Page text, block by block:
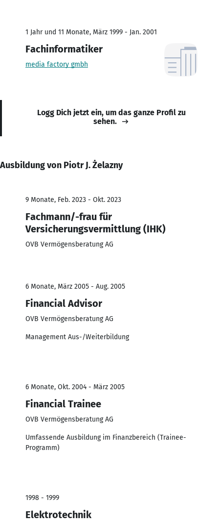
1 Jahr und 11 Monate, März 1999 - Jan. 2001
Fachinformatiker
media factory gmbh
Logg Dich jetzt ein, um das ganze Profil zu
sehen.
Ausbildung von Piotr J. Żelazny
9 Monate, Feb. 2023 - Okt. 2023
Fachmann/-frau für
Versicherungsvermittlung (IHK)
OVB Vermögensberatung AG
6 Monate, März 2005 - Aug. 2005
Financial Advisor
OVB Vermögensberatung AG
Management Aus-/Weiterbildung
6 Monate, Okt. 2004 - März 2005
Financial Trainee
OVB Vermögensberatung AG
Umfassende Ausbildung im Finanzbereich (Trainee-
Programm)
1998 - 1999
Elektrotechnik